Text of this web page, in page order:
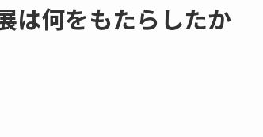
は何をもたらしたか